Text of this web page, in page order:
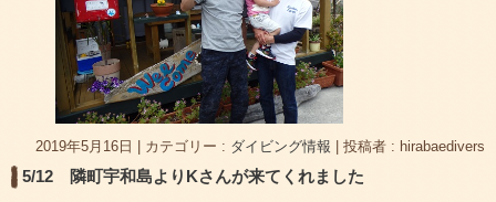
2019年5月16日 カテゴリー : ダイビング情報 投稿者 : hirabaedivers
5/12 隣町宇和島よりKさんが来てくれました